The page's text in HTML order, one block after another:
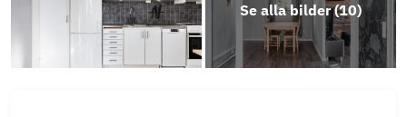
Se alla bilder (10)